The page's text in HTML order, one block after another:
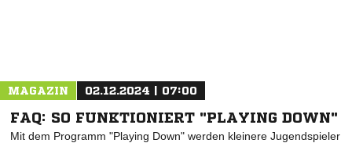
MAGAZIN 02.12.2024 | 07:00
FAQ: SO FUNKTIONIERT "PLAYING DOWN"
Mit dem Programm "Playing Down" werden kleinere Jugendspieler